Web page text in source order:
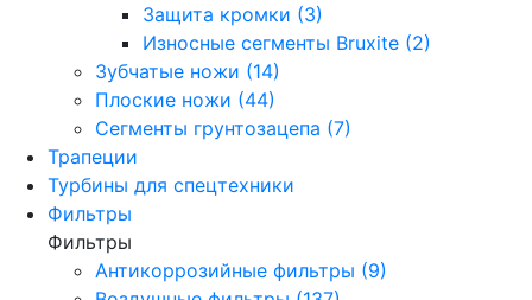
Защита кромки (3)
Износные сегменты Bruxite (2)
Зубчатые ножи (14)
Плоские ножи (44)
Сегменты грунтозацепа (7)
Трапеции
Турбины для спецтехники
Фильтры
Фильтры
Антикоррозийные фильтры (9)